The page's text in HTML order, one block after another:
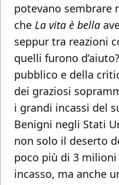
potevano sembrare
che La vita è bella
seppur tra reazioni
quelli furono
pubblico e della
dei graziosi
i grandi incassi del
Benigni negli Stati
non solo il deserto
poco più di 3
incasso, ma anche